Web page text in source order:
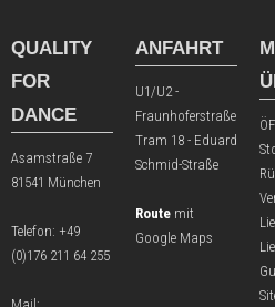
QUALITY
FOR
DANCE
Asamstraße 7
81541 München
Telefon: +49
(0)176 211 64 255
ANFAHRT
U1/U2 -
Fraunhoferstraße
Tram 18 - Eduard
Schmid-Straße
Route mit
Google Maps